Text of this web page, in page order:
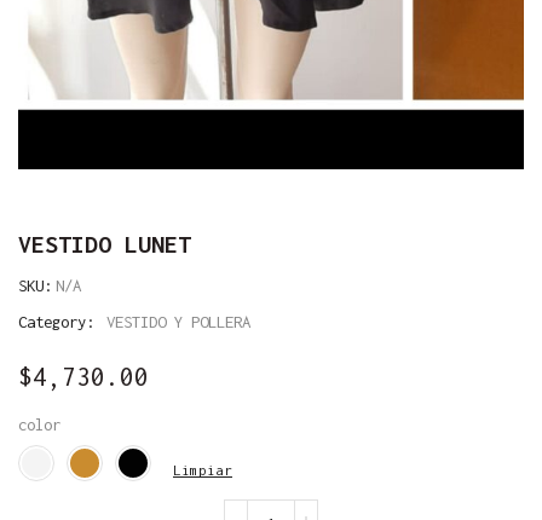
VESTIDO LUNET
SKU: N/A
Category:
VESTIDO Y POLLERA
$4,730.00
color
Limpiar